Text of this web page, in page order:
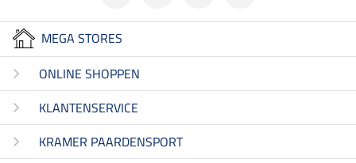
MEGA STORES
ONLINE SHOPPEN
KLANTENSERVICE
KRAMER PAARDENSPORT